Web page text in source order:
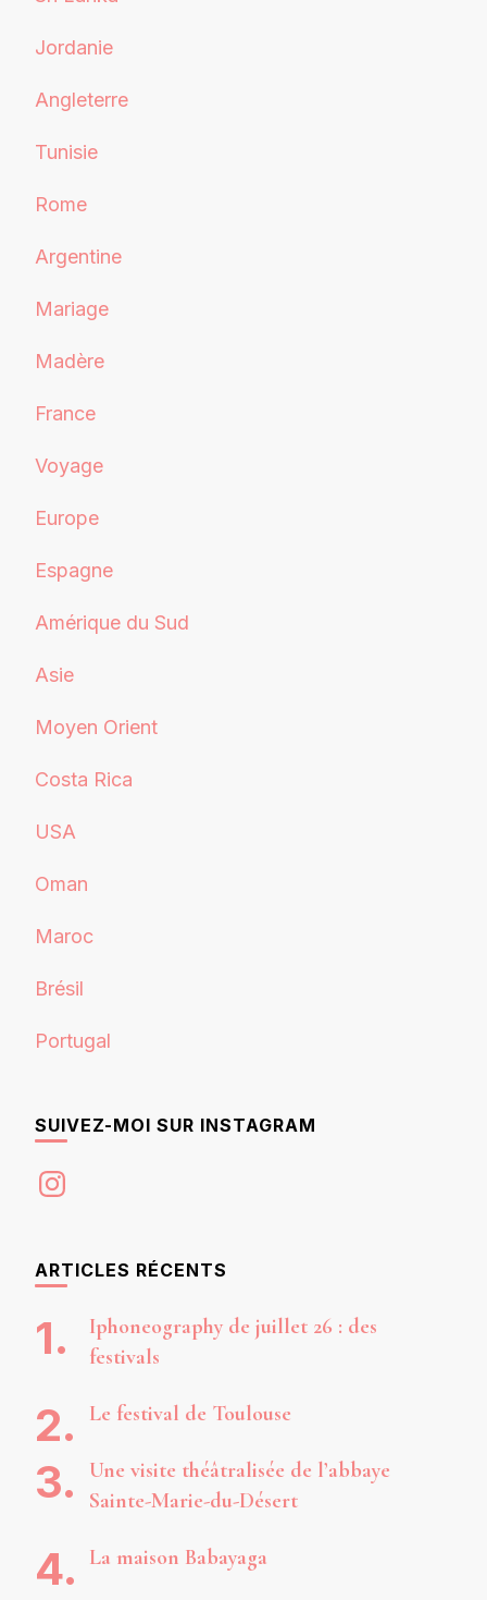
Jordanie
Angleterre
Tunisie
Rome
Argentine
Mariage
Madère
France
Voyage
Europe
Espagne
Amérique du Sud
Asie
Moyen Orient
Costa Rica
USA
Oman
Maroc
Brésil
Portugal
SUIVEZ-MOI SUR INSTAGRAM
Instagram
ARTICLES RÉCENTS
Iphoneography de juillet 26 : des
festivals
Le festival de Toulouse
Une visite théâtralisée de l’abbaye
Sainte-Marie-du-Désert
La maison Babayaga